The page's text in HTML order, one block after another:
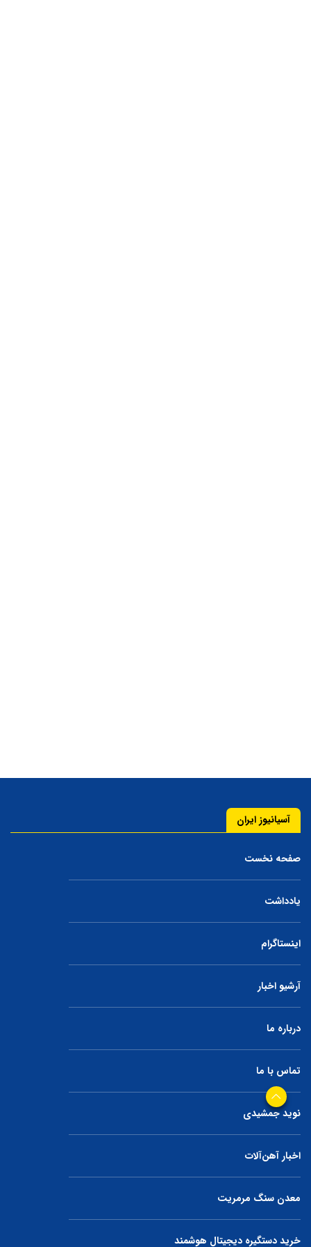
آسیانیوز ایران
صفحه نخست
یادداشت
اینستاگرام
آرشیو اخبار
درباره ما
تماس با ما
نوید جمشیدی
اخبار آهن‌آلات
معدن سنگ مرمریت
خرید دستگیره دیجیتال هوشمند